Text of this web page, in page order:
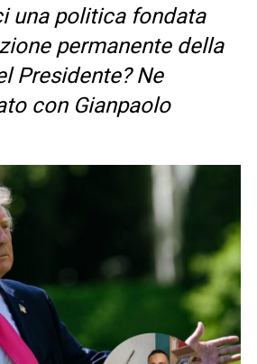
una politica fondata
permanente della
Presidente? Ne
con Gianpaolo